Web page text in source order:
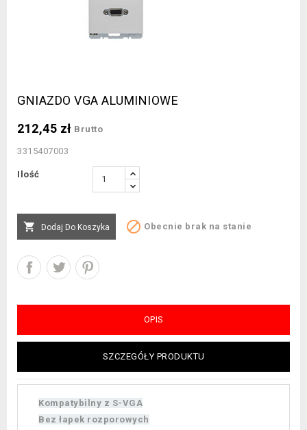
GNIAZDO VGA ALUMINIOWE
212,45 zł Brutto
3315407003
Ilość
 Dodaj Do Koszyka  Obecnie brak na stanie
OPIS
SZCZEGÓŁY PRODUKTU
Kompatybilny z S-VGA
Bez łapek rozporowych